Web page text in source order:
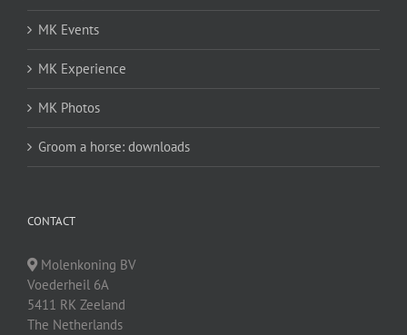
MK Events
MK Experience
MK Photos
Groom a horse: downloads
CONTACT
Molenkoning BV
Voederheil 6A
5411 RK Zeeland
The Netherlands